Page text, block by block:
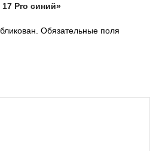
Pro синий»
Обязательные поля